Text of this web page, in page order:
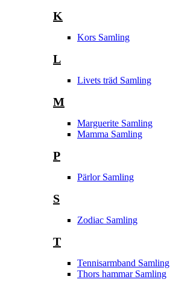
K
Kors Samling
L
Livets träd Samling
M
Marguerite Samling
Mamma Samling
P
Pärlor Samling
S
Zodiac Samling
T
Tennisarmband Samling
Thors hammar Samling